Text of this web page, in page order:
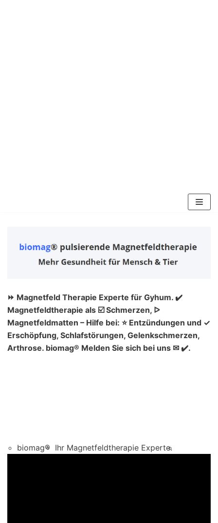
springen
⏩ Magnetfeld Therapie Experte für Gyhum. ✔️
Magnetfeldtherapie als ☑️ Schmerzen, ᐅ
Magnetfeldmatten – Hilfe bei: ⭐ Entzündungen und ✓
Erschöpfung, Schlafstörungen, Gelenkschmerzen,
Arthrose. biomag® Melden Sie sich bei uns ✉ ✔️.
biomag® Ihr Magnetfeldtherapie Experte.